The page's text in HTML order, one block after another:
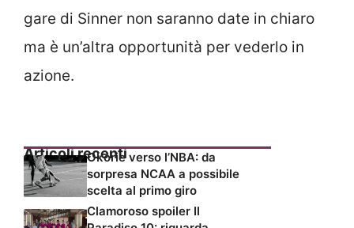
gare di Sinner non saranno date in chiaro
ma è un’altra opportunità per vederlo in
azione.
Articoli recentiOkorie verso l’NBA: da
sorpresa NCAA a possibile
scelta al primo giro
Clamoroso spoiler Il